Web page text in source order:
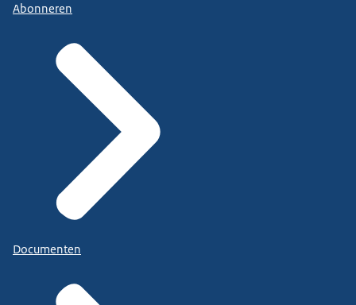
Abonneren
Documenten